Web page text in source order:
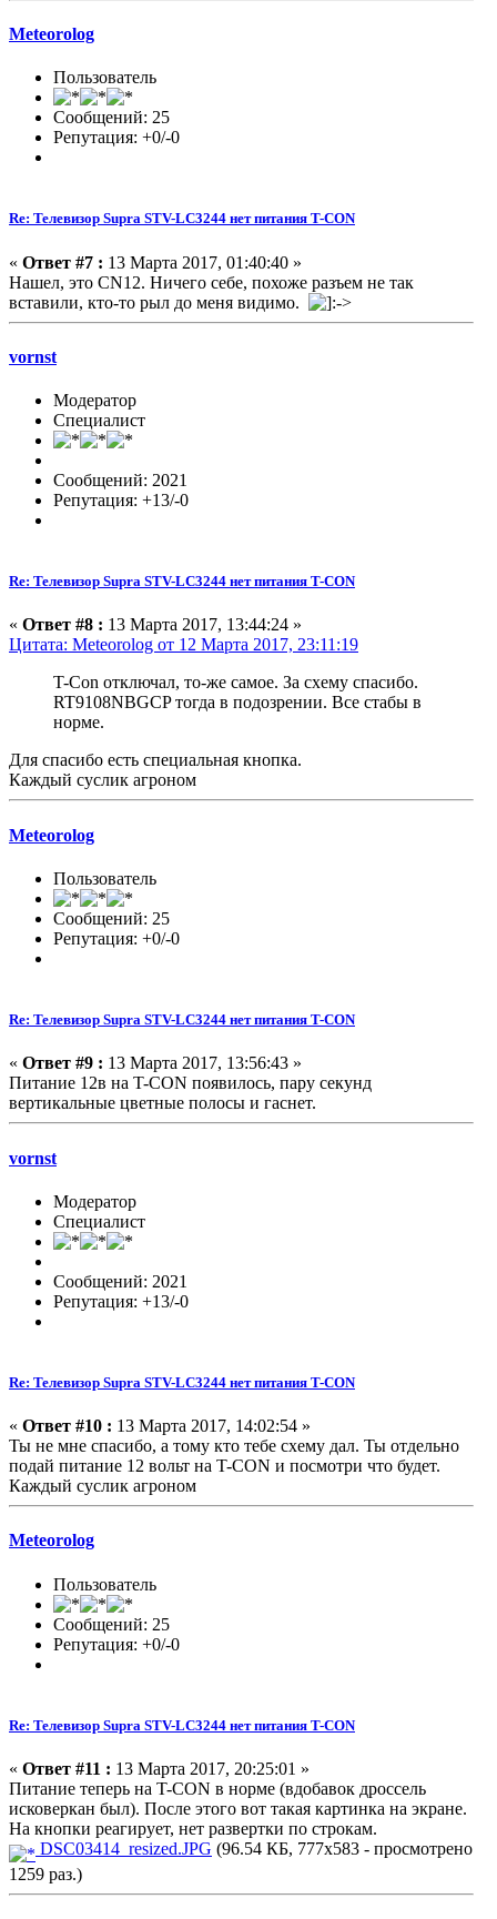
Meteorolog
Пользователь
Сообщений: 25
Репутация: +0/-0
Re: Телевизор Supra STV-LC3244 нет питания T-CON
« Ответ #7 : 13 Марта 2017, 01:40:40 »
Нашел, это CN12. Ничего себе, похоже разъем не так
вставили, кто-то рыл до меня видимо.
vornst
Модератор
Специалист
Сообщений: 2021
Репутация: +13/-0
Re: Телевизор Supra STV-LC3244 нет питания T-CON
« Ответ #8 : 13 Марта 2017, 13:44:24 »
Цитата: Meteorolog от 12 Марта 2017, 23:11:19
T-Con отключал, то-же самое. За схему спасибо.
RT9108NBGCP тогда в подозрении. Все стабы в
норме.
Для спасибо есть специальная кнопка.
Каждый суслик агроном
Meteorolog
Пользователь
Сообщений: 25
Репутация: +0/-0
Re: Телевизор Supra STV-LC3244 нет питания T-CON
« Ответ #9 : 13 Марта 2017, 13:56:43 »
Питание 12в на T-CON появилось, пару секунд
вертикальные цветные полосы и гаснет.
vornst
Модератор
Специалист
Сообщений: 2021
Репутация: +13/-0
Re: Телевизор Supra STV-LC3244 нет питания T-CON
« Ответ #10 : 13 Марта 2017, 14:02:54 »
Ты не мне спасибо, а тому кто тебе схему дал. Ты отдельно
подай питание 12 вольт на T-CON и посмотри что будет.
Каждый суслик агроном
Meteorolog
Пользователь
Сообщений: 25
Репутация: +0/-0
Re: Телевизор Supra STV-LC3244 нет питания T-CON
« Ответ #11 : 13 Марта 2017, 20:25:01 »
Питание теперь на T-CON в норме (вдобавок дроссель
исковеркан был). После этого вот такая картинка на экране.
На кнопки реагирует, нет развертки по строкам.
DSC03414_resized.JPG (96.54 КБ, 777x583 - просмотрено
1259 раз.)